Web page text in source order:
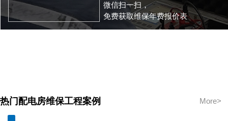
微信扫一扫，
免费获取维保年费报价表
热门配电房维保工程案例 More>